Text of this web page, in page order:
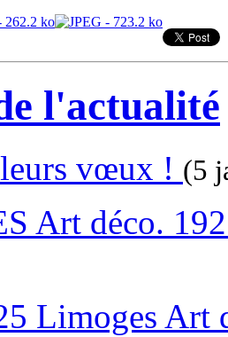
l'actualité
vœux ! (5
Art déco.
Limoges Art